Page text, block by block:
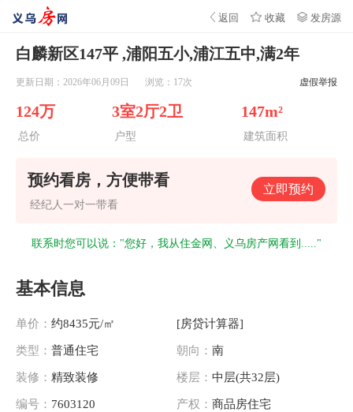
首页 二手房 租房
返回 收藏 发房源
白麟新区147平 ,浦阳五小,浦江五中,满2年
更新日期：2026年06月09日 浏览： 17次 虚假举报
124万
总价
3室2厅2卫
户型
147m²
建筑面积
预约看房，方便带看
经纪人一对一带看
立即预约
联系时您可以说："您好，我从住金网、义乌房产网看到....."
基本信息
单价： 约8435元/㎡ [房贷计算器]
类型： 普通住宅 朝向： 南
装修： 精致装修 楼层： 中层(共32层)
编号： 7603120 产权： 商品房住宅